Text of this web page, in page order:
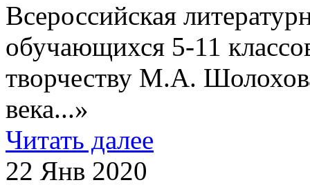
Всероссийская
обучающихся 5-11
творчеству М.А.
века...»
Читать далее
22 Янв 2020